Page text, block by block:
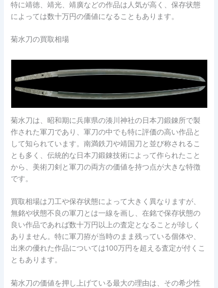
特に靖徳、靖光、靖廣などの作品は人気が高く、保存状態
によっては数十万円の価値になることもあります。
菊水刀の買取相場
菊水刀は、昭和期に兵庫県の湊川神社の日本刀鍛錬所で製
作された軍刀であり、軍刀の中でも特に評価の高い作品と
して知られています。南満鉄刀や靖国刀と並び称されるこ
とも多く、伝統的な日本刀鍛錬技術によって作られたこと
から、美術刀剣と軍刀の両方の価値を持つ点が大きな特徴
です。
買取相場は刀工や保存状態によって大きく異なりますが、
無銘や状態不良の軍刀とは一線を画し、在銘で保存状態の
良い作品であれば数十万円以上の査定となることが珍しく
ありません。特に軍刀拵が当時のまま残っている個体や、
出来の優れた作品については100万円を超える査定が付くこ
ともあります。
菊水刀の価値を押し上げている最大の理由は、その希少性